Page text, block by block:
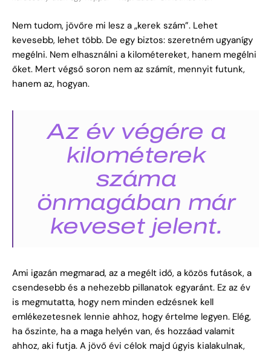
Nem tudom, jövőre mi lesz a „kerek szám”. Lehet
kevesebb, lehet több. De egy biztos: szeretném ugyanígy
megélni. Nem elhasználni a kilométereket, hanem megélni
őket. Mert végső soron nem az számít, mennyit futunk,
hanem az, hogyan.
Az év végére a
kilométerek
száma
önmagában már
keveset jelent.
Ami igazán megmarad, az a megélt idő, a közös futások, a
csendesebb és a nehezebb pillanatok egyaránt. Ez az év
is megmutatta, hogy nem minden edzésnek kell
emlékezetesnek lennie ahhoz, hogy értelme legyen. Elég,
ha őszinte, ha a maga helyén van, és hozzáad valamit
ahhoz, aki futja. A jövő évi célok majd úgyis kialakulnak,